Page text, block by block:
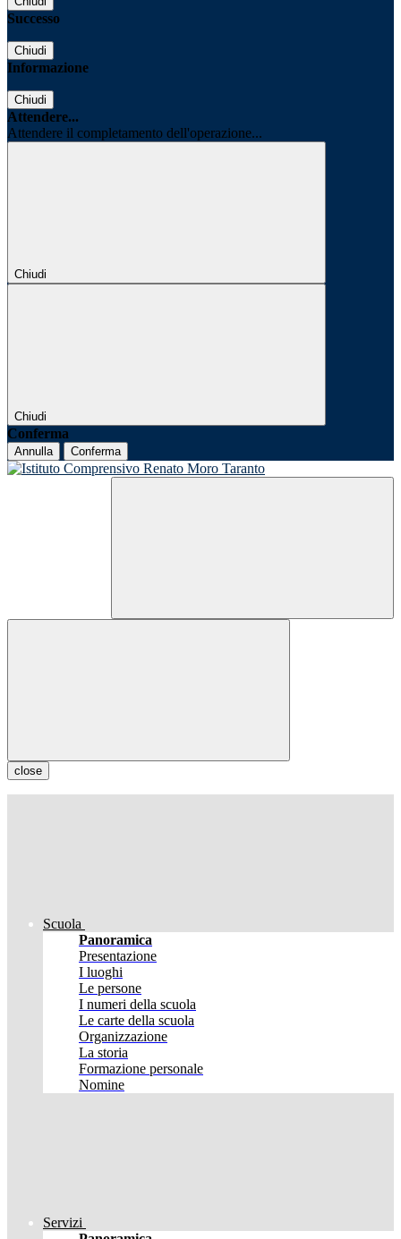
Successo
Chiudi
Informazione
Chiudi
Attendere...
Attendere il completamento dell'operazione...
Chiudi
Chiudi
Conferma
Annulla Conferma
close
Scuola
Panoramica
Presentazione
I luoghi
Le persone
I numeri della scuola
Le carte della scuola
Organizzazione
La storia
Formazione personale
Nomine
Servizi